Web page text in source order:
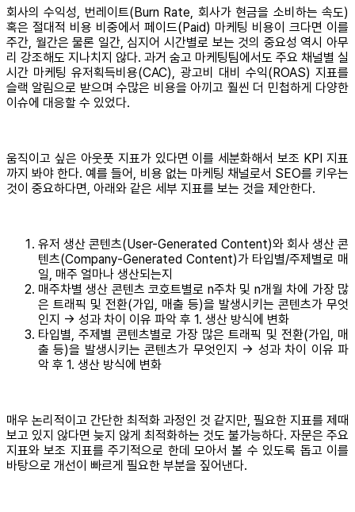
회사의 수익성, 번레이트(Burn Rate, 회사가 현금을 소비하는 속도)
혹은 절대적 비용 비중에서 페이드(Paid) 마케팅 비용이 크다면 이를
주간, 월간은 물론 일간, 심지어 시간별로 보는 것의 중요성 역시 아무
리 강조해도 지나치지 않다. 과거 숨고 마케팅팀에서도 주요 채널별 실
시간 마케팅 유저획득비용(CAC), 광고비 대비 수익(ROAS) 지표를
슬랙 알림으로 받으며 수많은 비용을 아끼고 훨씬 더 민첩하게 다양한
이슈에 대응할 수 있었다.
움직이고 싶은 아웃풋 지표가 있다면 이를 세분화해서 보조 KPI 지표
까지 봐야 한다. 예를 들어, 비용 없는 마케팅 채널로서 SEO를 키우는
것이 중요하다면, 아래와 같은 세부 지표를 보는 것을 제안한다.
유저 생산 콘텐츠(User-Generated Content)와 회사 생산 콘
텐츠(Company-Generated Content)가 타입별/주제별로 매
일, 매주 얼마나 생산되는지
매주차별 생산 콘텐츠 코호트별로 n주차 및 n개월 차에 가장 많
은 트래픽 및 전환(가입, 매출 등)을 발생시키는 콘텐츠가 무엇
인지 → 성과 차이 이유 파악 후 1. 생산 방식에 변화
타입별, 주제별 콘텐츠별로 가장 많은 트래픽 및 전환(가입, 매
출 등)을 발생시키는 콘텐츠가 무엇인지 → 성과 차이 이유 파
악 후 1. 생산 방식에 변화
매우 논리적이고 간단한 최적화 과정인 것 같지만, 필요한 지표를 제때
보고 있지 않다면 늦지 않게 최적화하는 것도 불가능하다. 자문은 주요
지표와 보조 지표를 주기적으로 한데 모아서 볼 수 있도록 돕고 이를
바탕으로 개선이 빠르게 필요한 부분을 짚어낸다.